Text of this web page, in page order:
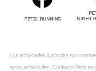
Las actividades ilustradas son
estas actividades. Contacto Petzl en